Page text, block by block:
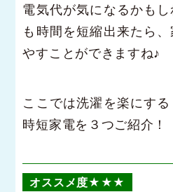
電気代が気になるかも
も時間を短縮出来たら
やすことができますね♪
ここでは洗濯を楽にす
時短家電を３つご紹介！
オススメ度★★★